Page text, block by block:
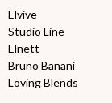
Elvive
Studio Line
Elnett
Bruno Banani
Loving Blends